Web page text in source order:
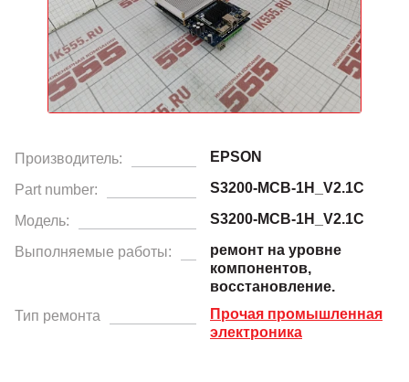
Производитель: EPSON
Part number: S3200-MCB-1H_V2.1C
Модель: S3200-MCB-1H_V2.1C
Выполняемые работы:
ремонт на уровне
компонентов,
восстановление.
Тип ремонта
Прочая промышленная
электроника